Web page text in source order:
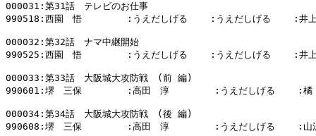
000031:第31話　テレビのお仕事
990518:西園　悟        :うえだしげる    :うえだしげる    :井上
000032:第32話　ナマ中継開始
990525:西園　悟        :うえだしげる    :うえだしげる    :井上
000033:第33話　大阪城大攻防戦　(前 編)
990601:堺　三保        :高田　淳        :うえだしげる    :橘
000034:第34話　大阪城大攻防戦　(後 編)
990608:堺　三保        :高田　淳        :うえだしげる    :山